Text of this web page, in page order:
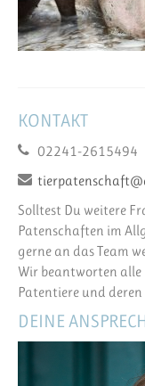
KONTAKT
02241-2615494
Solltest Du weitere
Patenschaften im
gerne an das Team
Wir beantworten
Patentiere und deren
DEINE